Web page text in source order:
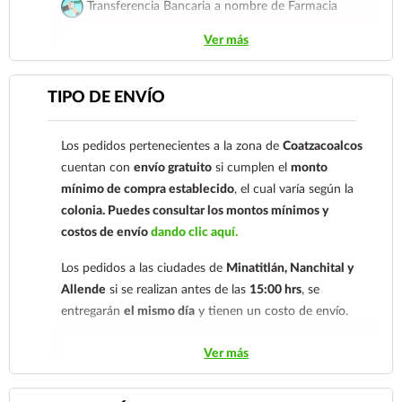
Transferencia Bancaria a nombre de Farmacia
cuenta: Clave: 014854655008143954
Para esta forma de pago el cliente deberá enviar su
comprobante de pago a al siguiente correo
nuestro
921 261 8491
Ver más
TIPO DE ENVÍO
Los pedidos pertenecientes a la zona deCoatzacoalcos
cuentan conenvío gratuito si cumplen elmonto
mínimo de compra establecido, el cual varía según la
colonia. Puedes consultar los montos mínimos y
costos de envíodando clic aquí.
Los pedidos a las ciudades de Minatitlán, Nanchital y
Allende si se realizan antes de las 15:00 hrs, se
entregaránel mismo día y tienen un costo de envío.
Los pedidos de otras localidades se envían mediante
.Sólo hacemos envíos en el territorio
Ver más